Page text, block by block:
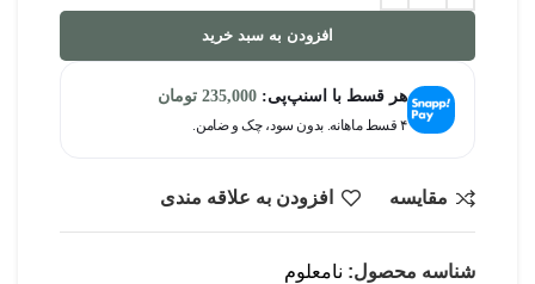
افزودن به سبد خرید
هر قسط با اسنپ‌پی: 235,000 تومان
۴ قسط ماهانه. بدون سود، چک و ضامن.
مقایسه افزودن به علاقه مندی
شناسه محصول: نامعلوم